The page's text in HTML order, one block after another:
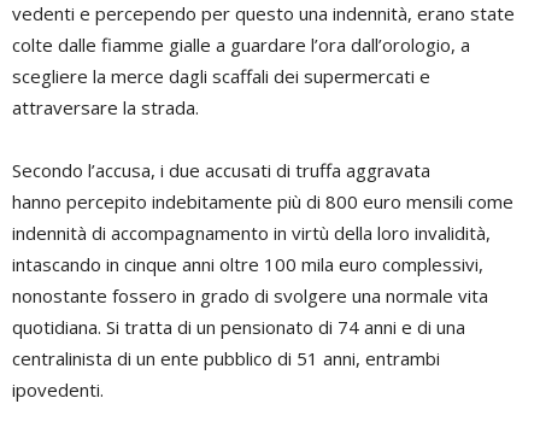
vedenti e percependo per questo una indennità, erano state
colte dalle fiamme gialle a guardare l’ora dall’orologio, a
scegliere la merce dagli scaffali dei supermercati e
attraversare la strada.
Secondo l’accusa, i due accusati di truffa aggravata
hanno percepito indebitamente più di 800 euro mensili come
indennità di accompagnamento in virtù della loro invalidità,
intascando in cinque anni oltre 100 mila euro complessivi,
nonostante fossero in grado di svolgere una normale vita
quotidiana. Si tratta di un pensionato di 74 anni e di una
centralinista di un ente pubblico di 51 anni, entrambi
ipovedenti.